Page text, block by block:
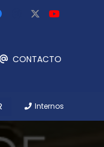
CONTACTO
Internos